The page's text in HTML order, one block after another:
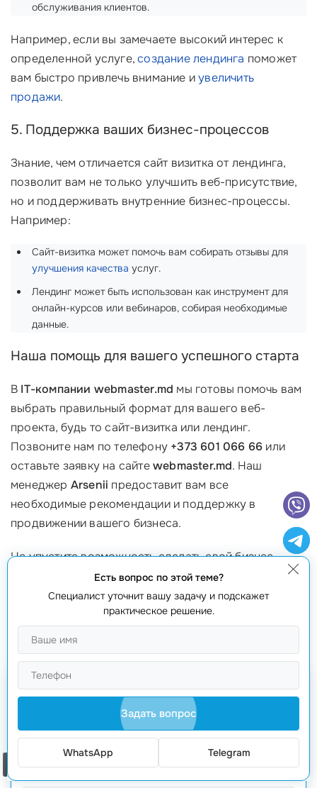
обслуживания клиентов.
Например, если вы замечаете высокий интерес к
определенной услуге,создание лендинга поможет
вам быстро привлечь внимание иувеличить
продажи.
5. Поддержка ваших бизнес-процессов
Знание, чем отличается сайт визитка от лендинга,
позволит вам не только улучшить веб-присутствие,
но и поддерживать внутренние бизнес-процессы.
Например:
Сайт-визитка может помочь вам собирать отзывы для
улучшения качества услуг.
Лендинг может быть использован как инструмент для
онлайн-курсов или вебинаров, собирая необходимые
данные.
Наша помощь для вашего успешного старта
В IT-компании webmaster.md мы готовы помочь вам
выбрать правильный формат для вашего веб-
проекта, будь то сайт-визитка или лендинг.
Позвоните нам по телефону +373 601 066 66 или
оставьте заявку на сайтеwebmaster.md. Наш
менеджер Arsenii предоставит вам все
необходимые рекомендации и поддержку в
продвижении вашего бизнеса.
Не упустите возможность сделать свой бизнес
успешным. Чем больше вы осведомлены, тем легче
вам будет принимать решения, которые приведут к
росту и прибыльности вашего проекта!
Получить коммерческое предложение
Есть вопрос по этой теме?
Специалист уточнит вашу задачу и подскажет
практическое решение.
Задать вопрос
WhatsApp Telegram
Заказать звонок